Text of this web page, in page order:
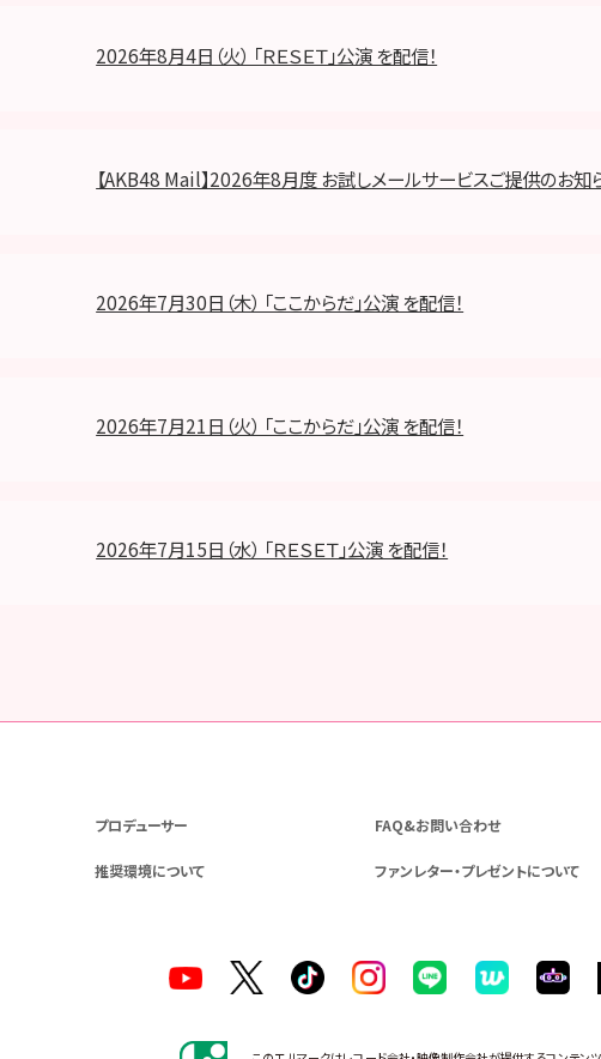
2026年8月4日（火） 「ＲＥＳＥＴ」公演 を配信！
【AKB48 Mail】2026年8月度 お試しメールサービスご提供のお知
2026年7月30日（木） 「ここからだ」公演 を配信！
2026年7月21日（火） 「ここからだ」公演 を配信！
2026年7月15日（水） 「ＲＥＳＥＴ」公演 を配信！
プロデューサー FAQ&お問い合わせ
推奨環境について ファンレター・プレゼントについて